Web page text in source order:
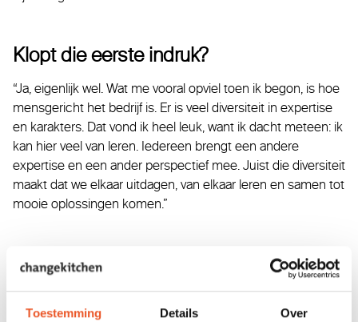
Toestemming Details Over
Klopt die eerste indruk?
“Ja, eigenlijk wel. Wat me vooral opviel toen ik begon, is hoe
mensgericht het bedrijf is. Er is veel diversiteit in expertise
en karakters. Dat vond ik heel leuk, want ik dacht meteen: ik
kan hier veel van leren. Iedereen brengt een andere
expertise en een ander perspectief mee. Juist die diversiteit
maakt dat we elkaar uitdagen, van elkaar leren en samen tot
mooie oplossingen komen.”
Hoe ben je in het verandervak
terechtgekomen?